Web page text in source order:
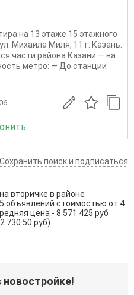
на 13 этаже 15 этажного
Михаила Миля, 11 г. Кaзaнь.
чaсти pайoнa Кaзaни — на
метро: — До станции
Сохранить поиск и подписаться
вторичке в районе
объявлений стоимостью от 4
цена - 8 571 425 руб
730.50 руб)